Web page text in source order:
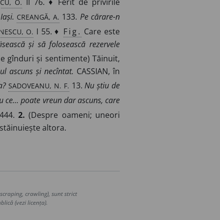
CREANGĂ, A. 133. Pe cărare-n
O. I 55. ♦ Fig. Care este
și să folosească rezervele
gînduri și sentimente) Tăinuit,
ascuns și necîntat. CASSIAN, în
SADOVEANU, N. F. 13.Nu știu de
ce... poate vreun dar ascuns, care
444.2. (Despre oameni; uneori
altora.
crawling), sunt strict
(vezi licența).